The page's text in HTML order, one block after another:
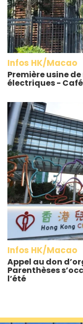
Infos HK/Macao
Première usine
électriques -
Infos HK/Macao
Appel au don
Parenthèses
l’été